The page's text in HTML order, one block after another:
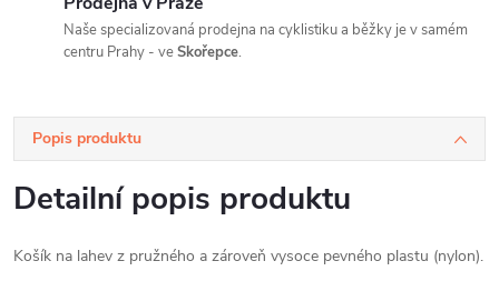
Naše specializovaná prodejna na cyklistiku a běžky je v samém
centru Prahy - veSkořepce.
Popis produktu
Detailní popis produktu
Košík na lahev z pružného a zároveň vysoce pevného plastu (nylon).